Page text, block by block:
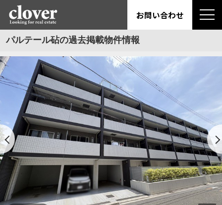
お問い合わせ
パルテール砧の過去掲載物件情報